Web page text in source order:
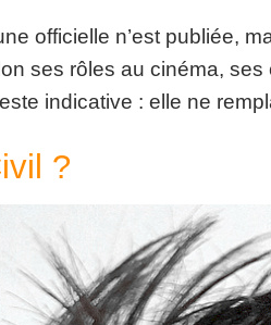
officielle n’est publiée,
ses rôles au cinéma,
indicative : elle ne
?